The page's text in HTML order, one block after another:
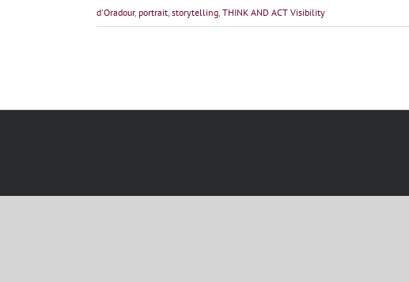
d'Oradour, portrait, storytelling, THINK AND ACT Visibility